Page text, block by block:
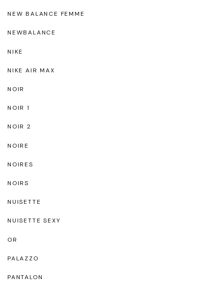
NEW BALANCE FEMME
NEWBALANCE
NIKE
NIKE AIR MAX
NOIR
NOIR 1
NOIR 2
NOIRE
NOIRES
NOIRS
NUISETTE
NUISETTE SEXY
OR
PALAZZO
PANTALON